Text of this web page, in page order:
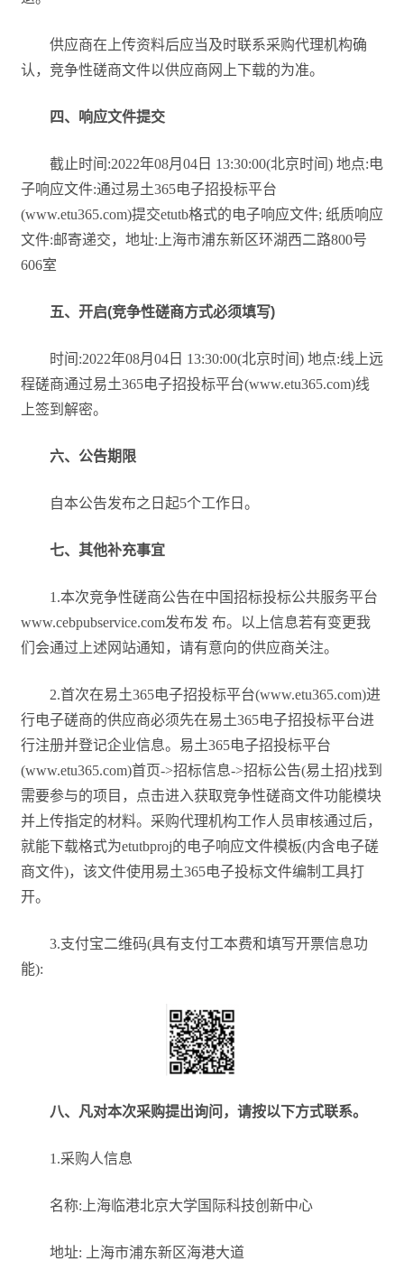
供应商在上传资料后应当及时联系采购代理机构确
认，竞争性磋商文件以供应商网上下载的为准。
四、响应文件提交
截止时间:2022年08月04日 13:30:00(北京时间) 地点:电
子响应文件:通过易土365电子招投标平台
(www.etu365.com)提交etutb格式的电子响应文件; 纸质响应
文件:邮寄递交，地址:上海市浦东新区环湖西二路800号
606室
五、开启(竞争性磋商方式必须填写)
时间:2022年08月04日 13:30:00(北京时间) 地点:线上远
程磋商通过易土365电子招投标平台(www.etu365.com)线
上签到解密。
六、公告期限
自本公告发布之日起5个工作日。
七、其他补充事宜
1.本次竞争性磋商公告在中国招标投标公共服务平台
www.cebpubservice.com发布发 布。以上信息若有变更我
们会通过上述网站通知，请有意向的供应商关注。
2.首次在易土365电子招投标平台(www.etu365.com)进
行电子磋商的供应商必须先在易土365电子招投标平台进
行注册并登记企业信息。易土365电子招投标平台
(www.etu365.com)首页->招标信息->招标公告(易土招)找到
需要参与的项目，点击进入获取竞争性磋商文件功能模块
并上传指定的材料。采购代理机构工作人员审核通过后，
就能下载格式为etutbproj的电子响应文件模板(内含电子磋
商文件)，该文件使用易土365电子投标文件编制工具打
开。
3.支付宝二维码(具有支付工本费和填写开票信息功
能):
八、凡对本次采购提出询问，请按以下方式联系。
1.采购人信息
名称:上海临港北京大学国际科技创新中心
地址: 上海市浦东新区海港大道